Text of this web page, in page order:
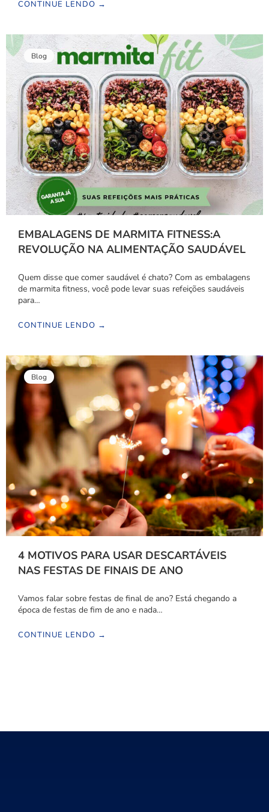
CONTINUE LENDO →
Blog
EMBALAGENS DE MARMITA FITNESS:A
REVOLUÇÃO NA ALIMENTAÇÃO SAUDÁVEL
Quem disse que comer saudável é chato? Com as embalagens
de marmita fitness, você pode levar suas refeições saudáveis
para…
CONTINUE LENDO →
Blog
4 MOTIVOS PARA USAR DESCARTÁVEIS
NAS FESTAS DE FINAIS DE ANO
Vamos falar sobre festas de final de ano? Está chegando a
época de festas de fim de ano e nada…
CONTINUE LENDO →